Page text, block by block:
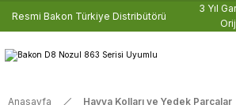
Resmi Bakon Türkiye Distribütörü
3 Yıl
Anasayfa Havya Kolları ve Yedek Parçalar